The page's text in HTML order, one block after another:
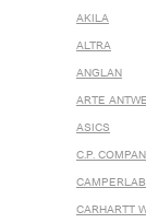
AKILA
ALTRA
ANGLAN
ARTE
ASICS
C.P.
CAMPERLAB
CARHARTT